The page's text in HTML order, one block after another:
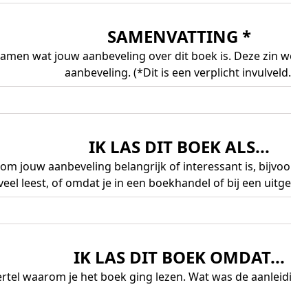
SAMENVATTING *
wat jouw aanbeveling over dit boek is. Deze zin
aanbeveling. (*Dit is een verplicht
IK LAS DIT BOEK ALS...
jouw aanbeveling belangrijk of interessant is,
leest, of omdat je in een boekhandel of bij een
IK LAS DIT BOEK OMDAT...
waarom je het boek ging lezen. Wat was de